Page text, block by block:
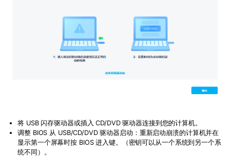
将 USB 闪存驱动器或插入 CD/DVD 驱动器连接到您的计算机。
调整 BIOS 从 USB/CD/DVD 驱动器启动：重新启动崩溃的计算机并在
显示第一个屏幕时按 BIOS 进入键。（密钥可以从一个系统到另一个系
统不同）。